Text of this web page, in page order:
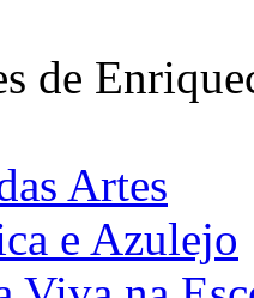
de
Artes
e Azulejo